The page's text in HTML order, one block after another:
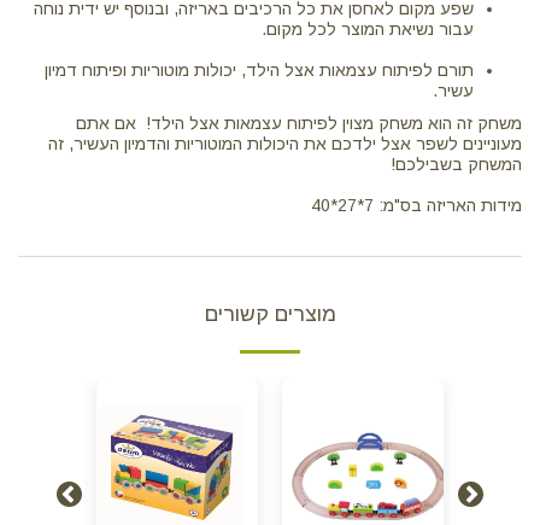
שפע מקום לאחסן את כל הרכיבים באריזה, ובנוסף יש ידית נוחה
עבור נשיאת המוצר לכל מקום.
תורם לפיתוח עצמאות אצל הילד, יכולות מוטוריות ופיתוח דמיון
עשיר.
משחק זה הוא משחק מצוין לפיתוח עצמאות אצל הילד! אם אתם
מעוניינים לשפר אצל ילדכם את היכולות המוטוריות והדמיון העשיר, זה
המשחק בשבילכם!
מידות האריזה בס"מ: 7*27*40
מוצרים קשורים